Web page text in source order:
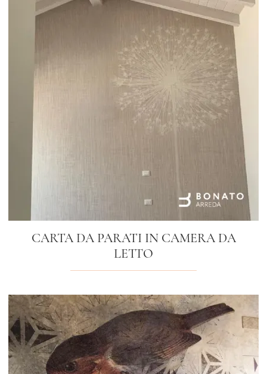
CARTA DA PARATI IN CAMERA DA
LETTO